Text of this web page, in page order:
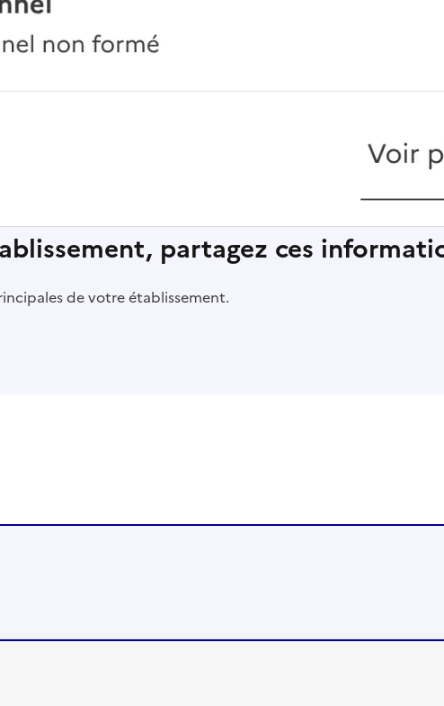
partagez ces
de votre établissement.